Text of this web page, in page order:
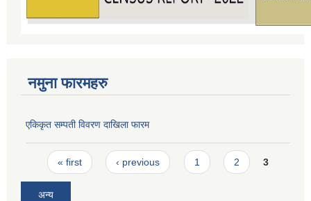
नमुना फारमहरु
एकिकृत सम्पती विवरण दाखिला फारम
Pages
« first ‹ previous 1 2 3
अन्य